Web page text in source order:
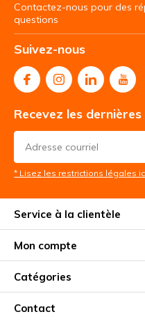
Contactez-nous pour des
questions
Suivez-nous
Recevez les
* Lisez les restrictions légales
Service à la clientèle
Mon compte
Catégories
Contact